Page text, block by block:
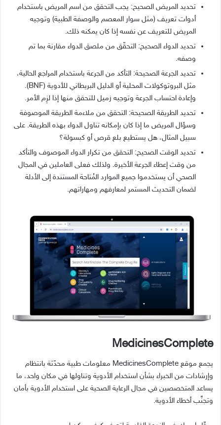
تحديد المريض الصحيح: يجب التحقق من اسم المريض باستخدام
أدوات تعريف (مثل سوار المعصم والوصفة الطبية) وتوجيه
المريض للتعريف عن نفسه إذا كان يمكنه ذلك.
تحديد الدواء الصحيح: التحقّق من ملصق الدواء مقارنة بما تم
وصفه.
تحديد الجرعة الصحيحة: التأكد من الجرعة باستخدام المراجع الحالية،
مثل البروتوكولات المحلية أو الدليل البريطاني للأدوية (BNF).
وإعادة احتساب الجرعة وتوجيه زميل للتحقق منها إذا لزِم الأمر.
تحديد الطريقة الصحيحة: التحقق من ملاءمة الطريقة الموصوفة
وسؤال المريض ما إذا كان بإمكانه تناول الدواء بهذه الطريقة. على
سبيل المثال، هل يستطيع بلع قرص أو كبسولة؟
تحديد الوقت الصحيح: التحقق من تكرار الدواء الموصوف والتأكد
من وقت إعطاء الجرعة الأخيرة. ولذلك فعلى العاملين في المجال
الصحي أن يستخدموا جميع الموارد المُتاحة المستندة إلى الأدلة
لضمان التحديث المستمر لمعارفهم ومهاراتهم.
MedicinesComplete
يجمع موقع
معلومات طبية محدّثة بانتظام
وإرشادات من الخبراء بشأن استخدام الأدوية وتناولها في مكان واحد، ما
يساعد المتخصصين في مجال الرعاية الصحية على استخدام الأدوية بأمان
وتجنَّب أخطاء الأدوية.